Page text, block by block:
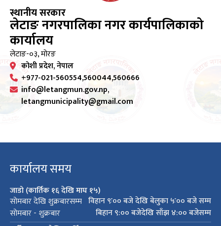
स्थानीय सरकार
लेटाङ नगरपालिका नगर कार्यपालिकाको
कार्यालय
लेटाङ-०३, मोरङ
कोशी प्रदेश, नेपाल
+977-021-560554,560044,560666
info@letangmun.gov.np,
letangmunicipality@gmail.com
कार्यालय समय
जाडो (कार्तिक १६ देखि माघ १५)
सोमबार देखि शुक्रबारसम्म विहान ९ः०० बजे देखि बेलुका ५ः०० बजे सम्म
सोमबार - शुक्रबार
बिहान ९:०० बजेदेखि साँझ ४:०० बजेसम्म